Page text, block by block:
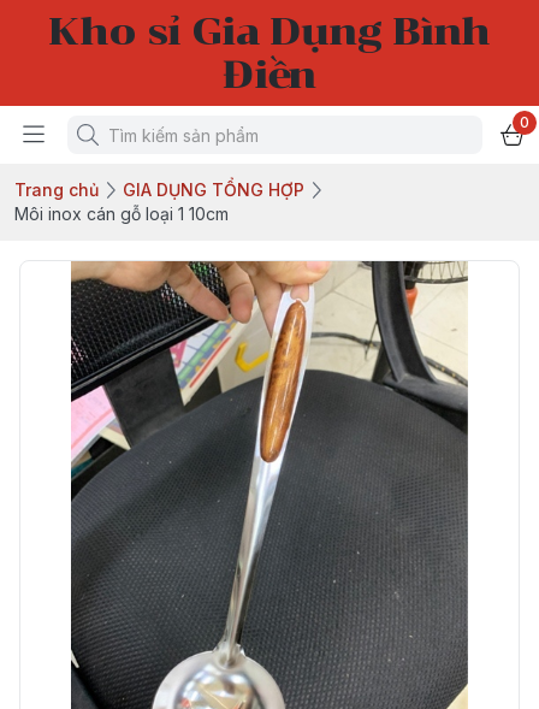
Kho sỉ Gia Dụng Bình
Điền
0
Trang chủ
GIA DỤNG TỔNG HỢP
Môi inox cán gỗ loại 1 10cm